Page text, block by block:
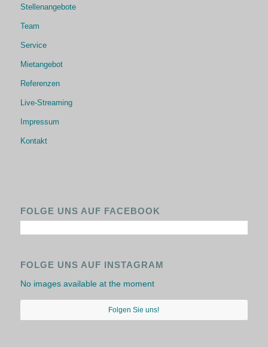
Stellenangebote
Team
Service
Mietangebot
Referenzen
Live-Streaming
Impressum
Kontakt
FOLGE UNS AUF FACEBOOK
FOLGE UNS AUF INSTAGRAM
No images available at the moment
Folgen Sie uns!